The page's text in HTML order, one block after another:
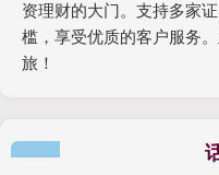
资理财的大门。支持多家
槛，享受优质的客户服务
旅！